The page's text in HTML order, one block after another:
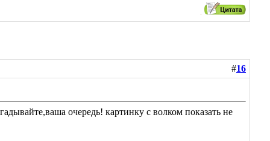
#16
очередь! картинку с волком показать не